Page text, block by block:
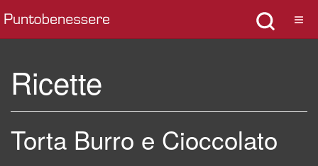
Ricette
Torta Burro e Cioccolato